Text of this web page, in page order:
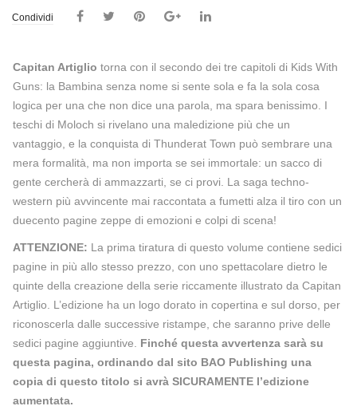
Condividi
Capitan Artiglio torna con il secondo dei tre capitoli di Kids With
Guns: la Bambina senza nome si sente sola e fa la sola cosa
logica per una che non dice una parola, ma spara benissimo. I
teschi di Moloch si rivelano una maledizione più che un
vantaggio, e la conquista di Thunderat Town può sembrare una
mera formalità, ma non importa se sei immortale: un sacco di
gente cercherà di ammazzarti, se ci provi. La saga techno-
western più avvincente mai raccontata a fumetti alza il tiro con un
duecento pagine zeppe di emozioni e colpi di scena!
ATTENZIONE: La prima tiratura di questo volume contiene sedici
pagine in più allo stesso prezzo, con uno spettacolare dietro le
quinte della creazione della serie riccamente illustrato da Capitan
Artiglio. L’edizione ha un logo dorato in copertina e sul dorso, per
riconoscerla dalle successive ristampe, che saranno prive delle
sedici pagine aggiuntive. Finché questa avvertenza sarà su
questa pagina, ordinando dal sito BAO Publishing una
copia di questo titolo si avrà SICURAMENTE l’edizione
aumentata.